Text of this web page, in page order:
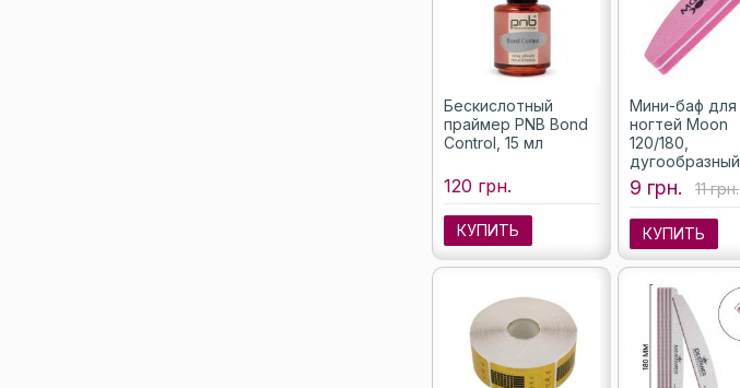
Бескислотный
праймер PNB Bond
Control, 15 мл
120 грн.
КУПИТЬ
Мини-баф для
ногтей Moon
120/180,
дугообразный
9 грн. 11 грн.
КУПИТЬ